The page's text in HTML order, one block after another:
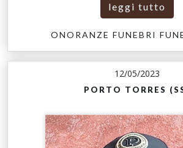
leggi tutto
ONORANZE FUNEBRI
12/05/2023
PORTO TORRES